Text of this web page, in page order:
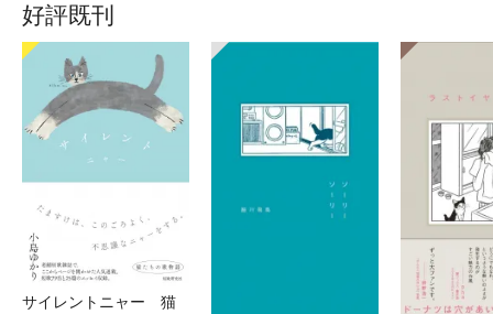
好評既刊
サイレントニャー 猫